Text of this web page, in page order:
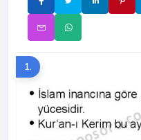
1.